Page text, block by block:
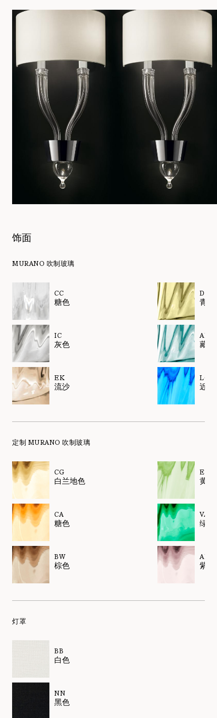
饰面
MURANO 吹制玻璃
CC
糖色
IC
灰色
EK
流沙
DK
青榄
AK
藏青
LQ
近蓝
定制 MURANO 吹制玻璃
CG
白兰地色
CA
糖色
BW
棕色
EL
黄绿
VA
绿色
AM
紫水
灯罩
BB
白色
NN
黑色